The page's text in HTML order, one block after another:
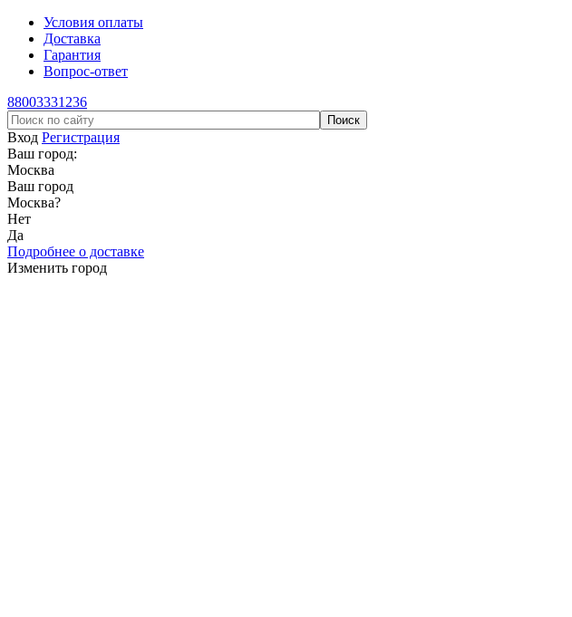
Условия оплаты
Доставка
Гарантия
Вопрос-ответ
88003331236
Вход Регистрация
Ваш город:
Москва
Ваш город
Москва?
Нет
Да
Подробнее о доставке
Изменить город